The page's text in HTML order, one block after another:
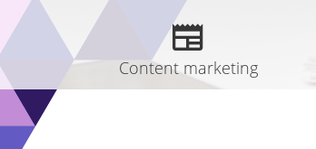
Content marketing